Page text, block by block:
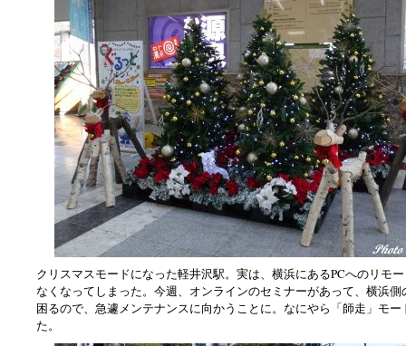
クリスマスモードになった軽井沢駅。実は、横浜にあるPCへのリモ
なくなってしまった。今週、オンラインのセミナーがあって、横浜
困るので、急遽メンテナンスに向かうことに。なにやら「師走」モ
た。